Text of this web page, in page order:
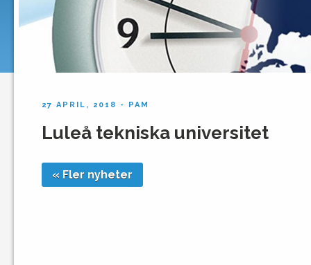
27 APRIL, 2018 - PAM
Luleå tekniska universitet
« Fler nyheter